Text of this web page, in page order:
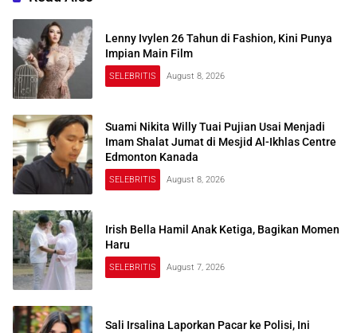
Lenny Ivylen 26 Tahun di Fashion, Kini Punya
Impian Main Film
SELEBRITIS August 8, 2026
Suami Nikita Willy Tuai Pujian Usai Menjadi
Imam Shalat Jumat di Mesjid Al-Ikhlas Centre
Edmonton Kanada
SELEBRITIS August 8, 2026
Irish Bella Hamil Anak Ketiga, Bagikan Momen
Haru
SELEBRITIS August 7, 2026
Sali Irsalina Laporkan Pacar ke Polisi, Ini